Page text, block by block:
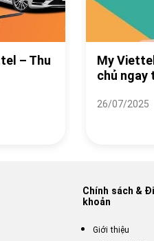
– Thu
My
chủ ngay
26/07/2025
Chính sách &
khoản
Giới thiệu